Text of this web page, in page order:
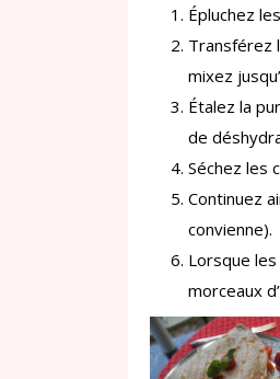
Épluchez
Transférez
mixez
Étalez la
de
Séchez les
Continuez
convienne).
Lorsque
morceaux